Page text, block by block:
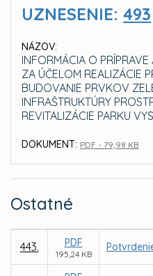
UZNESENIE: 493
NÁZOV:
INFORMÁCIA O
ZA ÚČELOM REALIZÁCIE
BUDOVANIE PRVKOV
INFRAŠTRUKTÚRY
REVITALIZÁCIE PARKU
DOKUMENT: PDF - 79,98 KB
Ostatné
443. PDF
195,24 KB